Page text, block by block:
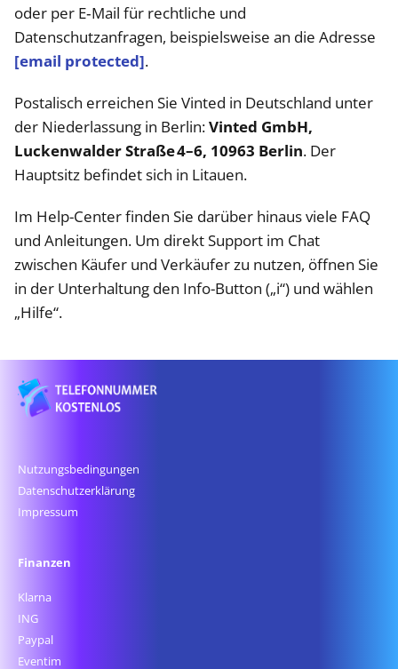
oder per E‑Mail für rechtliche und
Datenschutzanfragen, beispielsweise an die Adresse
[email protected].
Postalisch erreichen Sie Vinted in Deutschland unter
der Niederlassung in Berlin:Vinted GmbH,
Luckenwalder Straße 4–6, 10963 Berlin. Der
Hauptsitz befindet sich in Litauen.
Im Help-Center finden Sie darüber hinaus viele FAQ
und Anleitungen. Um direkt Support im Chat
zwischen Käufer und Verkäufer zu nutzen, öffnen Sie
in der Unterhaltung den Info-Button („i“) und wählen
„Hilfe“.
Nutzungsbedingungen
Datenschutz­erklärung
Impressum
Finanzen
Klarna
ING
Paypal
Eventim